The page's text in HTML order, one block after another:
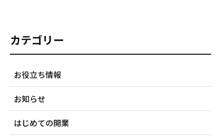
カテゴリー
お役立ち情報
お知らせ
はじめての開業